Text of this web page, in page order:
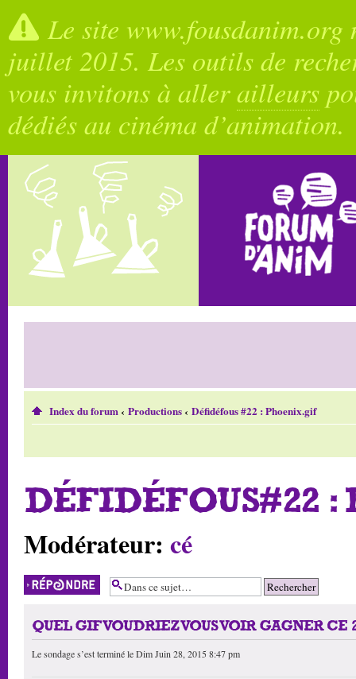
Le site
juillet 2015. Les outils de
vous invitons à allerailleurs
dédiés au cinéma d’animation.
Index du forum‹ Productions‹ Défidéfous #22 : Phoenix.gif
DÉFIDÉFOUS#22 :
Modérateur: cé
Répondre
QUEL GIF VOUDRIEZ VOUS VOIR GAGNER CE
Le sondage s’est terminé le Dim Juin 28, 2015 8:47 pm